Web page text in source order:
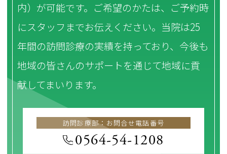
内）が可能です。ご希望のかたは、ご予約時
にスタッフまでお伝えください。当院は25
年間の訪問診療の実績を持っており、今後も
地域の皆さんのサポートを通じて地域に貢
献してまいります。
訪問診療部：お問合せ電話番号
0564-54-1208